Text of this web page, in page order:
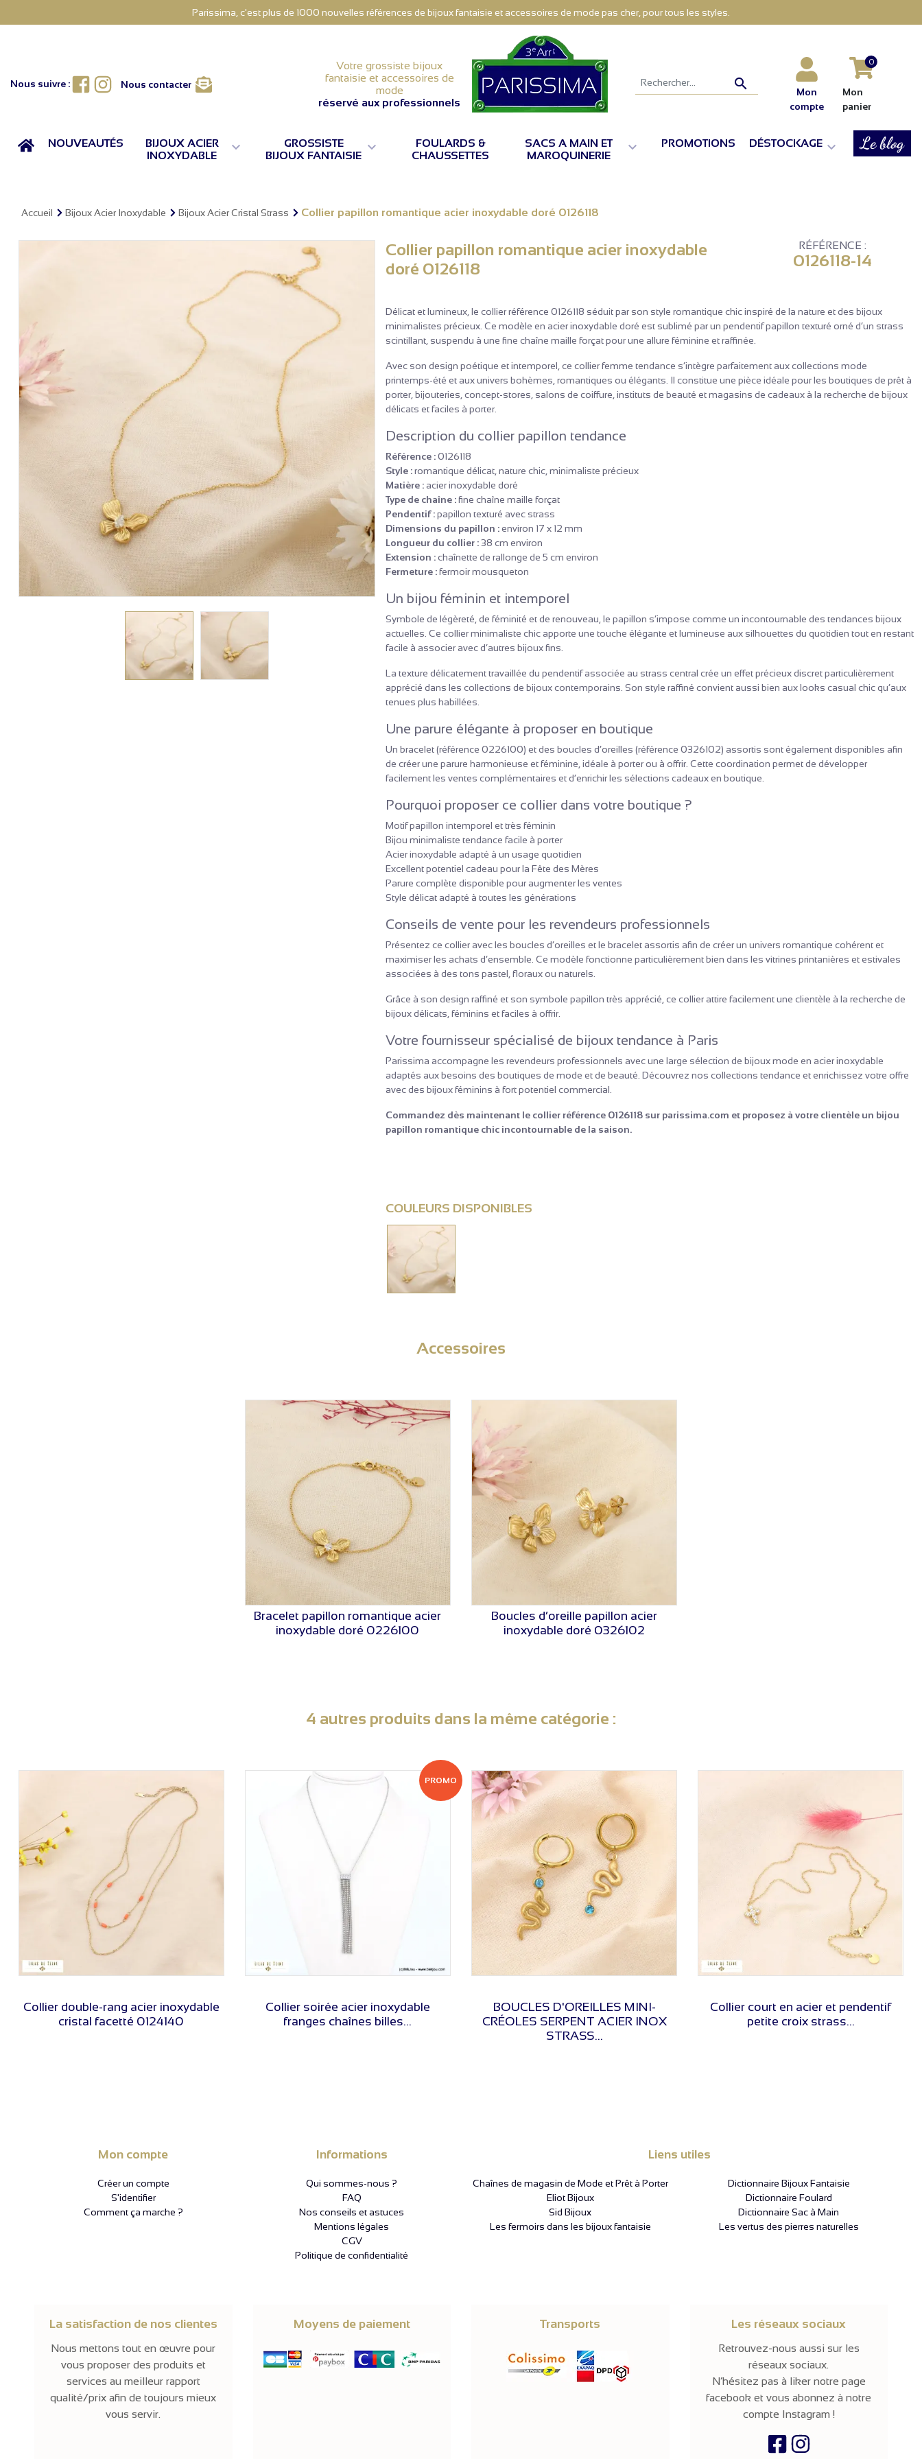
Parissima, c'est plus de 1000 nouvelles références de bijoux fantaisie et accessoires de mode pas cher, pour tous les styles.
Nous suivre : Facebook
Instagram
Nous contacter
Votre grossiste bijoux
fantaisie et accessoires de
mode
réservé aux professionnels

Mon
compte
0
Mon
panier
ACCUEILNOUVEAUTÉS
BIJOUX ACIER
INOXYDABLE

GROSSISTE
BIJOUX FANTAISIE 
FOULARDS &
CHAUSSETTES
SACS A MAIN ET
MAROQUINERIE
 PROMOTIONS DÉSTOCKAGE  Le blog
Accueil Bijoux Acier Inoxydable Bijoux Acier Cristal Strass Collier papillon romantique acier inoxydable doré 0126118
Collier papillon romantique acier inoxydable
doré 0126118
RÉFÉRENCE :
0126118-14
Délicat et lumineux, le collier référence 0126118 séduit par son style romantique chic inspiré de la nature et des bijoux
minimalistes précieux. Ce modèle en acier inoxydable doré est sublimé par un pendentif papillon texturé orné d’un strass
scintillant, suspendu à une fine chaîne maille forçat pour une allure féminine et raffinée.
Avec son design poétique et intemporel, ce collier femme tendance s’intègre parfaitement aux collections mode
printemps-été et aux univers bohèmes, romantiques ou élégants. Il constitue une pièce idéale pour les boutiques de prêt à
porter, bijouteries, concept-stores, salons de coiffure, instituts de beauté et magasins de cadeaux à la recherche de bijoux
délicats et faciles à porter.
Description du collier papillon tendance
Référence :0126118
Style :romantique délicat, nature chic, minimaliste précieux
Matière :acier inoxydable doré
Type de chaîne :fine chaîne maille forçat
Pendentif :papillon texturé avec strass
Dimensions du papillon :environ 17 x 12 mm
Longueur du collier :38 cm environ
Extension :chaînette de rallonge de 5 cm environ
Fermeture :fermoir mousqueton
Un bijou féminin et intemporel
Symbole de légèreté, de féminité et de renouveau, le papillon s’impose comme un incontournable des tendances bijoux
actuelles. Ce collier minimaliste chic apporte une touche élégante et lumineuse aux silhouettes du quotidien tout en restant
facile à associer avec d’autres bijoux fins.
La texture délicatement travaillée du pendentif associée au strass central crée un effet précieux discret particulièrement
apprécié dans les collections de bijoux contemporains. Son style raffiné convient aussi bien aux looks casual chic qu’aux
tenues plus habillées.
Une parure élégante à proposer en boutique
Un bracelet (référence 0226100) et des boucles d’oreilles (référence 0326102) assortis sont également disponibles afin
de créer une parure harmonieuse et féminine, idéale à porter ou à offrir. Cette coordination permet de développer
facilement les ventes complémentaires et d’enrichir les sélections cadeaux en boutique.
Pourquoi proposer ce collier dans votre boutique ?
Motif papillon intemporel et très féminin
Bijou minimaliste tendance facile à porter
Acier inoxydable adapté à un usage quotidien
Excellent potentiel cadeau pour la Fête des Mères
Parure complète disponible pour augmenter les ventes
Style délicat adapté à toutes les générations
Conseils de vente pour les revendeurs professionnels
Présentez ce collier avec les boucles d’oreilles et le bracelet assortis afin de créer un univers romantique cohérent et
maximiser les achats d’ensemble. Ce modèle fonctionne particulièrement bien dans les vitrines printanières et estivales
associées à des tons pastel, floraux ou naturels.
Grâce à son design raffiné et son symbole papillon très apprécié, ce collier attire facilement une clientèle à la recherche de
bijoux délicats, féminins et faciles à offrir.
Votre fournisseur spécialisé de bijoux tendance à Paris
Parissima accompagne les revendeurs professionnels avec une large sélection de bijoux mode en acier inoxydable
adaptés aux besoins des boutiques de mode et de beauté. Découvrez nos collections tendance et enrichissez votre offre
avec des bijoux féminins à fort potentiel commercial.
Commandez dès maintenant le collier référence 0126118 sur parissima.com et proposez à votre clientèle un bijou
papillon romantique chic incontournable de la saison.
COULEURS DISPONIBLES
Accessoires
VOIR LE PRIX
Bracelet papillon romantique acier
inoxydable doré 0226100
VOIR LE PRIX
Boucles d’oreille papillon acier
inoxydable doré 0326102
4 autres produits dans la même catégorie :
Collier double-rang acier inoxydable
cristal facetté 0124140
Collier soirée acier inoxydable
franges chaînes billes...
PROMO
BOUCLES D'OREILLES MINI-
CRÉOLES SERPENT ACIER INOX
STRASS...
Collier court en acier et pendentif
petite croix strass...
Mon compte
Créer un compte
S'identifier
Comment ça marche ?
Informations
Qui sommes-nous ?
FAQ
Nos conseils et astuces
Mentions légales
CGV
Politique de confidentialité
Liens utiles
Chaînes de magasin de Mode et Prêt à Porter
Dictionnaire Bijoux Fantaisie
Eliot Bijoux
Dictionnaire Foulard
Sid Bijoux
Dictionnaire Sac à Main
Les fermoirs dans les bijoux fantaisie
Les vertus des pierres naturelles
La satisfaction de nos clientes
Nous mettons tout en œuvre pour
vous proposer des produits et
services au meilleur rapport
qualité/prix afin de toujours mieux
vous servir.
Moyens de paiement Transports Les réseaux sociaux
Retrouvez-nous aussi sur les
réseaux sociaux.
N’hésitez pas à liker notre page
facebook et vous abonnez à notre
compte Instagram !